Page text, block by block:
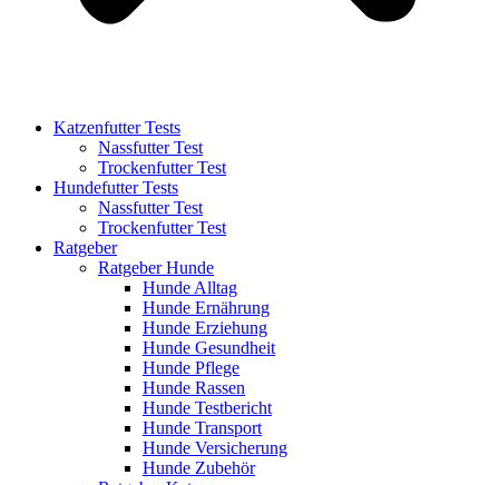
Katzenfutter Tests
Nassfutter Test
Trockenfutter Test
Hundefutter Tests
Nassfutter Test
Trockenfutter Test
Ratgeber
Ratgeber Hunde
Hunde Alltag
Hunde Ernährung
Hunde Erziehung
Hunde Gesundheit
Hunde Pflege
Hunde Rassen
Hunde Testbericht
Hunde Transport
Hunde Versicherung
Hunde Zubehör